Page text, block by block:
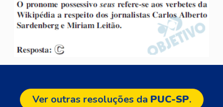
Ver outras resoluções da PUC-SP.